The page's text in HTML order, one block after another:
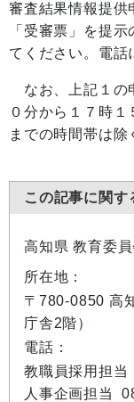
審査結果情報提供
「受審票」を提
てください。電話
なお、上記１の
０分から１７時
までの時間帯は除
この記事に関す
高知県 教育委
所在地：
〒780-0850 高
庁舎2階）
電話：
教職員採用担
人事企画担当